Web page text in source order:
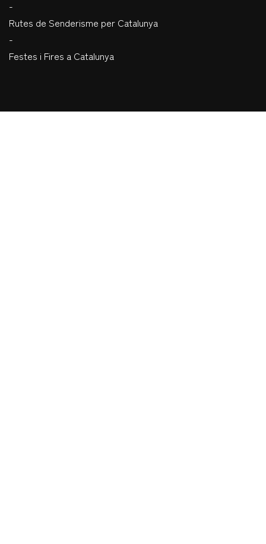
-
Rutes de Senderisme per Catalunya
-
Festes i Fires a Catalunya